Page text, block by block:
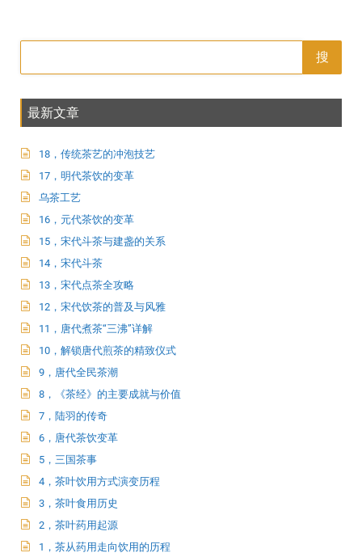
搜
最新文章
18，传统茶艺的冲泡技艺
17，明代茶饮的变革
乌茶工艺
16，元代茶饮的变革
15，宋代斗茶与建盏的关系
14，宋代斗茶
13，宋代点茶全攻略
12，宋代饮茶的普及与风雅
11，唐代煮茶“三沸”详解
10，解锁唐代煎茶的精致仪式
9，唐代全民茶潮
8，《茶经》的主要成就与价值
7，陆羽的传奇
6，唐代茶饮变革
5，三国茶事
4，茶叶饮用方式演变历程
3，茶叶食用历史
2，茶叶药用起源
1，茶从药用走向饮用的历程